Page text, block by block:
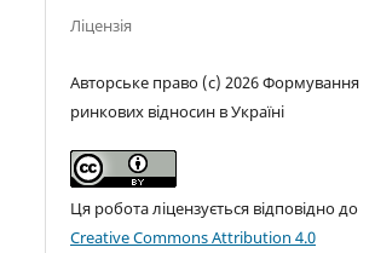
Ліцензія
Авторське право (c) 2026 Формування
ринкових відносин в Україні
Ця робота ліцензується відповідно до
Creative Commons Attribution 4.0